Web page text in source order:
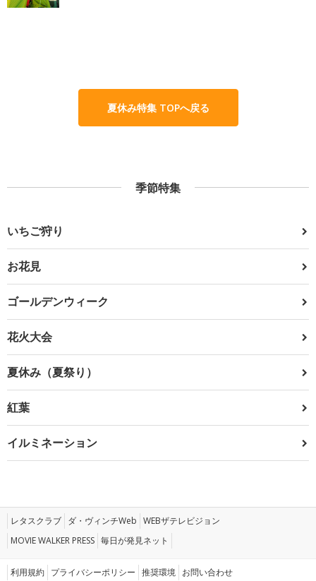
夏休み特集 TOPへ戻る
季節特集
いちご狩り
お花見
ゴールデンウィーク
花火大会
夏休み（夏祭り）
紅葉
イルミネーション
レタスクラブ ダ・ヴィンチWeb WEBザテレビジョン
MOVIE WALKER PRESS 毎日が発見ネット
利用規約 プライバシーポリシー 推奨環境 お問い合わせ